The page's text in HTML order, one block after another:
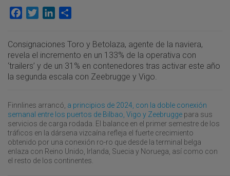
Facebook
TwitterLinkedIn
Consignaciones Toro y Betolaza, agente de la naviera,
revela el incremento en un 133% de la operativa con
‘trailers’ y de un 31% en contenedores tras activar este año
la segunda escala con Zeebrugge y Vigo.
Finnlines arrancó, a principios de 2024, con la doble conexión
semanal entre los puertos de Bilbao, Vigo y Zeebrugge para sus
servicios de carga rodada. El balance en el primer semestre de los
tráficos en la dársena vizcaína refleja el fuerte crecimiento
obtenido por una conexión ro-ro que desde la terminal belga
enlaza con Reino Unido, Irlanda, Suecia y Noruega, así como con
el resto de los continentes.